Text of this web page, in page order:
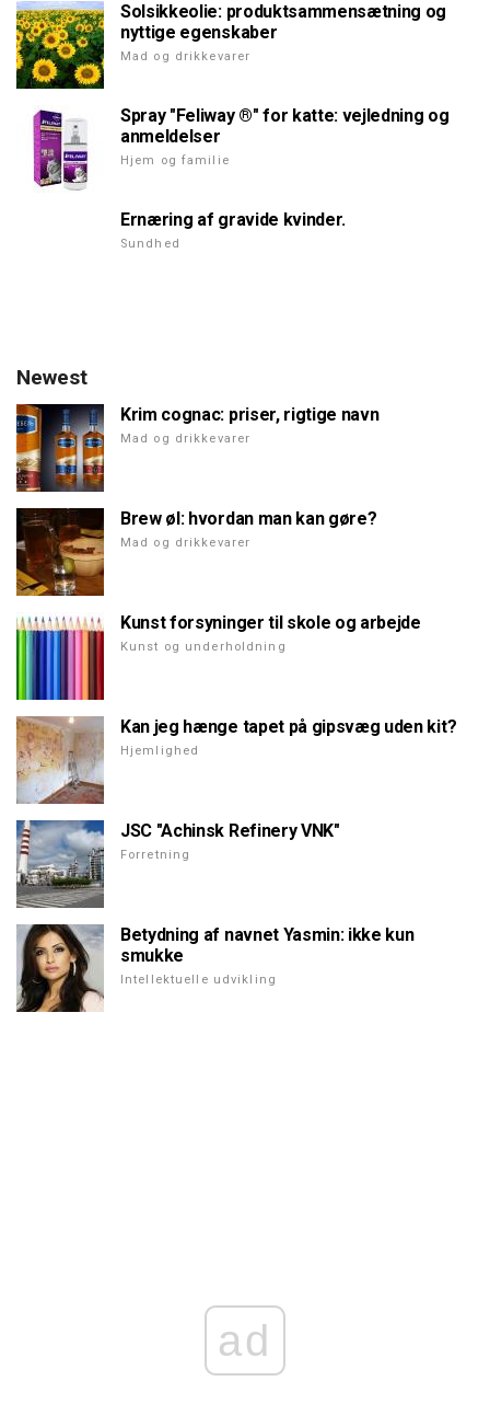
Solsikkeolie: produktsammensætning og
nyttige egenskaber
Mad og drikkevarer
Spray "Feliway ®" for katte: vejledning og
anmeldelser
Hjem og familie
Ernæring af gravide kvinder.
Sundhed
Newest
Krim cognac: priser, rigtige navn
Mad og drikkevarer
Brew øl: hvordan man kan gøre?
Mad og drikkevarer
Kunst forsyninger til skole og arbejde
Kunst og underholdning
Kan jeg hænge tapet på gipsvæg uden kit?
Hjemlighed
JSC "Achinsk Refinery VNK"
Forretning
Betydning af navnet Yasmin: ikke kun
smukke
Intellektuelle udvikling
ad